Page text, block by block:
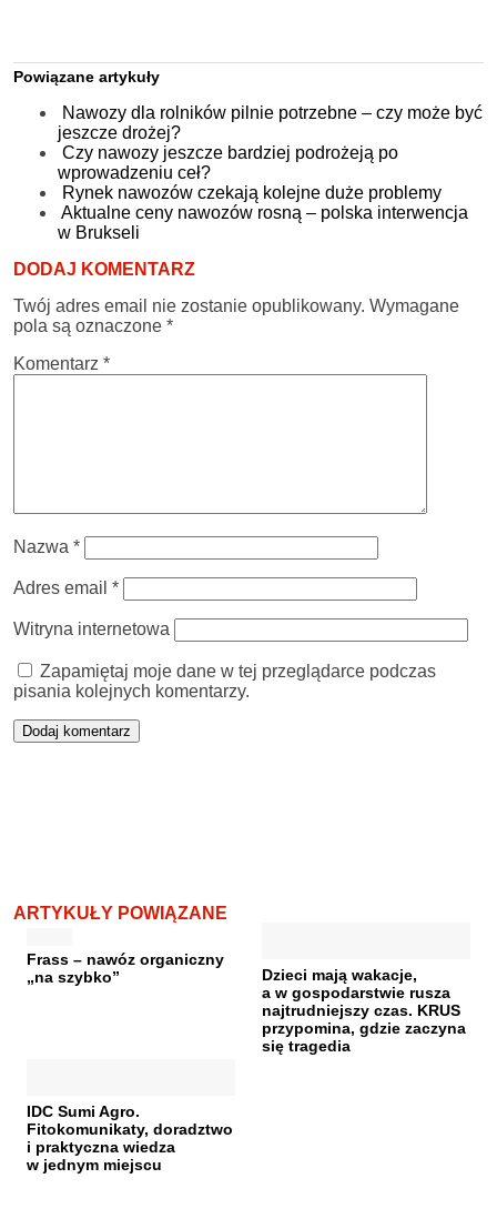
Powiązane artykuły
Nawozy dla rolników pilnie potrzebne – czy może być
jeszcze drożej?
Czy nawozy jeszcze bardziej podrożeją po
wprowadzeniu ceł?
Rynek nawozów czekają kolejne duże problemy
Aktualne ceny nawozów rosną – polska interwencja
w Brukseli
DODAJ KOMENTARZ
Twój adres email nie zostanie opublikowany. Wymagane
pola są oznaczone *
Komentarz *
Nazwa *
Adres email *
Witryna internetowa
Zapamiętaj moje dane w tej przeglądarce podczas
pisania kolejnych komentarzy.
ARTYKUŁY POWIĄZANE
Frass – nawóz organiczny
„na szybko”
Dzieci mają wakacje,
a w gospodarstwie rusza
najtrudniejszy czas. KRUS
przypomina, gdzie zaczyna
się tragedia
IDC Sumi Agro.
Fitokomunikaty, doradztwo
i praktyczna wiedza
w jednym miejscu